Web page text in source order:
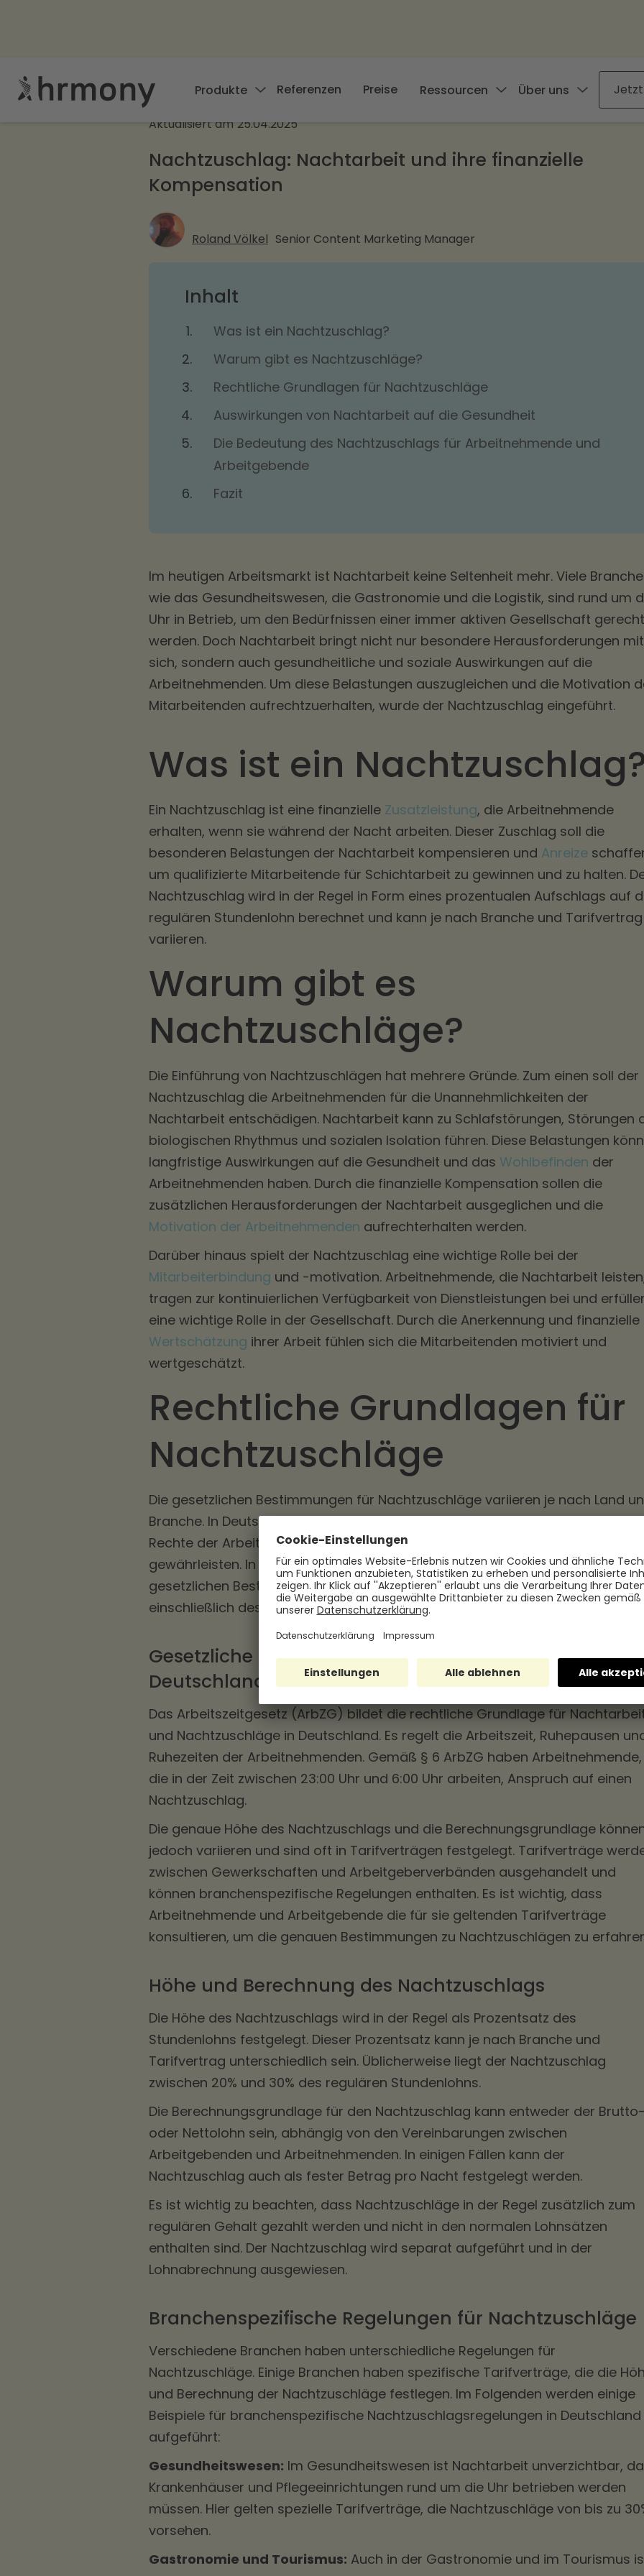
Produkte Referenzen Preise Ressourcen Über uns
Aktualisiert am 25.04.2025
Nachtzuschlag: Nachtarbeit und ihre finanzielle
Kompensation
Roland Völkel Senior Content Marketing Manager
Inhalt
Was ist ein Nachtzuschlag?
Warum gibt es Nachtzuschläge?
Rechtliche Grundlagen für Nachtzuschläge
Auswirkungen von Nachtarbeit auf die Gesundheit
Die Bedeutung des Nachtzuschlags für Arbeitnehmende und
Arbeitgebende
Fazit
Im heutigen Arbeitsmarkt ist Nachtarbeit keine Seltenheit mehr. Viele
wie das Gesundheitswesen, die Gastronomie und die Logistik, sind rund um
Uhr in Betrieb, um den Bedürfnissen einer immer aktiven Gesellschaft
werden. Doch Nachtarbeit bringt nicht nur besondere Herausforderungen mit
sich, sondern auch gesundheitliche und soziale Auswirkungen auf die
Arbeitnehmenden. Um diese Belastungen auszugleichen und die Motivation
Mitarbeitenden aufrechtzuerhalten, wurde der Nachtzuschlag eingeführt.
Was ist ein
Ein Nachtzuschlag ist eine finanzielle Zusatzleistung, die Arbeitnehmende
erhalten, wenn sie während der Nacht arbeiten. Dieser Zuschlag soll die
besonderen Belastungen der Nachtarbeit kompensieren und Anreize
um qualifizierte Mitarbeitende für Schichtarbeit zu gewinnen und zu halten.
Nachtzuschlag wird in der Regel in Form eines prozentualen Aufschlags auf
regulären Stundenlohn berechnet und kann je nach Branche und Tarifvertrag
variieren.
Warum gibt es
Nachtzuschläge?
Die Einführung von Nachtzuschlägen hat mehrere Gründe. Zum einen soll der
Nachtzuschlag die Arbeitnehmenden für die Unannehmlichkeiten der
Nachtarbeit entschädigen. Nachtarbeit kann zu Schlafstörungen, Störungen
biologischen Rhythmus und sozialen Isolation führen. Diese Belastungen
langfristige Auswirkungen auf die Gesundheit und das Wohlbefinden der
Arbeitnehmenden haben. Durch die finanzielle Kompensation sollen die
zusätzlichen Herausforderungen der Nachtarbeit ausgeglichen und die
Motivation der Arbeitnehmenden aufrechterhalten werden.
Darüber hinaus spielt der Nachtzuschlag eine wichtige Rolle bei der
Mitarbeiterbindung und -motivation. Arbeitnehmende, die Nachtarbeit
tragen zur kontinuierlichen Verfügbarkeit von Dienstleistungen bei und
eine wichtige Rolle in der Gesellschaft. Durch die Anerkennung und finanzielle
Wertschätzung ihrer Arbeit fühlen sich die Mitarbeitenden motiviert und
wertgeschätzt.
Rechtliche Grundlagen für
Nachtzuschläge
Die gesetzlichen Bestimmungen für Nachtzuschläge variieren je nach Land
Branche. In Deutschland sind Nachtzuschläge gesetzlich geregelt, um die
Rechte der Arbeitnehmenden zu schützen und faire Arbeitsbedingungen zu
gewährleisten. In diesem Abschnitt werden wir uns genauer mit den
gesetzlichen Bestimmungen für Nachtzuschläge in Deutschland befassen,
einschließlich des Arbeitszeitgesetzes (ArbZG) und der Tarifverträge.
Gesetzliche Bestimmungen für Nachtzuschläge in
Deutschland
Das Arbeitszeitgesetz (ArbZG) bildet die rechtliche Grundlage für
und Nachtzuschläge in Deutschland. Es regelt die Arbeitszeit, Ruhepausen
Ruhezeiten der Arbeitnehmenden. Gemäß § 6 ArbZG haben Arbeitnehmende,
die in der Zeit zwischen 23:00 Uhr und 6:00 Uhr arbeiten, Anspruch auf einen
Nachtzuschlag.
Die genaue Höhe des Nachtzuschlags und die Berechnungsgrundlage
jedoch variieren und sind oft in Tarifverträgen festgelegt. Tarifverträge
zwischen Gewerkschaften und Arbeitgeberverbänden ausgehandelt und
können branchenspezifische Regelungen enthalten. Es ist wichtig, dass
Arbeitnehmende und Arbeitgebende die für sie geltenden Tarifverträge
konsultieren, um die genauen Bestimmungen zu Nachtzuschlägen zu
Höhe und Berechnung des Nachtzuschlags
Die Höhe des Nachtzuschlags wird in der Regel als Prozentsatz des
Stundenlohns festgelegt. Dieser Prozentsatz kann je nach Branche und
Tarifvertrag unterschiedlich sein. Üblicherweise liegt der Nachtzuschlag
zwischen 20% und 30% des regulären Stundenlohns.
Die Berechnungsgrundlage für den Nachtzuschlag kann entweder der
oder Nettolohn sein, abhängig von den Vereinbarungen zwischen
Arbeitgebenden und Arbeitnehmenden. In einigen Fällen kann der
Nachtzuschlag auch als fester Betrag pro Nacht festgelegt werden.
Es ist wichtig zu beachten, dass Nachtzuschläge in der Regel zusätzlich zum
regulären Gehalt gezahlt werden und nicht in den normalen Lohnsätzen
enthalten sind. Der Nachtzuschlag wird separat aufgeführt und in der
Lohnabrechnung ausgewiesen.
Branchenspezifische Regelungen für Nachtzuschläge
Verschiedene Branchen haben unterschiedliche Regelungen für
Nachtzuschläge. Einige Branchen haben spezifische Tarifverträge, die die
und Berechnung der Nachtzuschläge festlegen. Im Folgenden werden einige
Beispiele für branchenspezifische Nachtzuschlagsregelungen in Deutschland
aufgeführt:
Gesundheitswesen: Im Gesundheitswesen ist Nachtarbeit unverzichtbar, da
Krankenhäuser und Pflegeeinrichtungen rund um die Uhr betrieben werden
müssen. Hier gelten spezielle Tarifverträge, die Nachtzuschläge von bis zu
vorsehen.
Gastronomie und Tourismus: Auch in der Gastronomie und im Tourismus